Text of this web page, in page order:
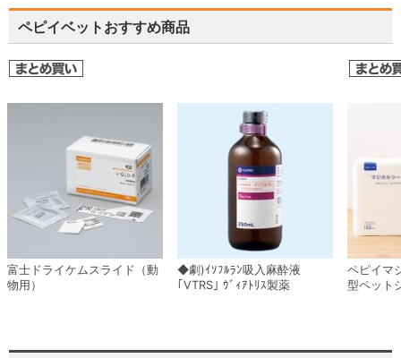
ペピイベットおすすめ商品
富士ドライケムスライド（動
物用）
◆劇)ｲｿﾌﾙﾗﾝ吸入麻酔液
｢VTRS｣ ｳﾞｨｱﾄﾘｽ製薬
ペピイマ
型ペット